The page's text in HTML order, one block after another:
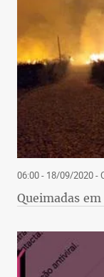
06:00 - 18/09/2020-
Queimadas